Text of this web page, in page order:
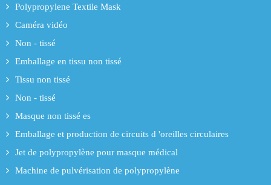
Polypropylene Textile Mask
Caméra vidéo
Non - tissé
Emballage en tissu non tissé
Tissu non tissé
Non - tissé
Masque non tissé es
Emballage et production de circuits d 'oreilles circulaires
Jet de polypropylène pour masque médical
Machine de pulvérisation de polypropylène